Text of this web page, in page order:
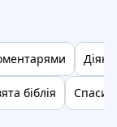
біблія